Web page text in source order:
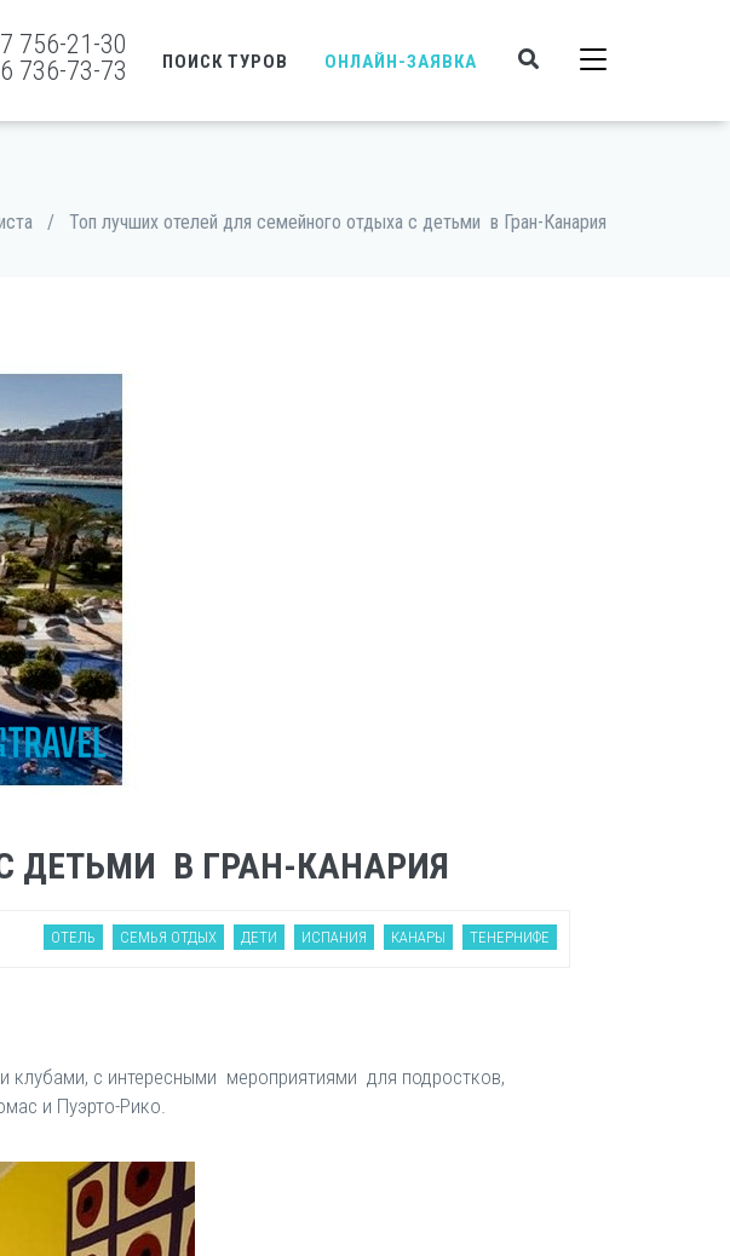
756-21-30
736-73-73
ПОИСК ТУРОВ ОНЛАЙН-ЗАЯВКА
/ Топ лучших отелей для семейного отдыха с детьми в Гран-Канария
ДЕТЬМИ В ГРАН-КАНАРИЯ
ОТЕЛЬ СЕМЬЯ ОТДЫХ ДЕТИ ИСПАНИЯ КАНАРЫ ТЕНЕРНИФЕ
клубами, с интересными мероприятиями для подростков,
и Пуэрто-Рико.